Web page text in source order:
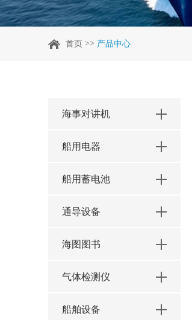
首页 >> 产品中心
海事对讲机
船用电器
船用蓄电池
通导设备
海图图书
气体检测仪
船舶设备